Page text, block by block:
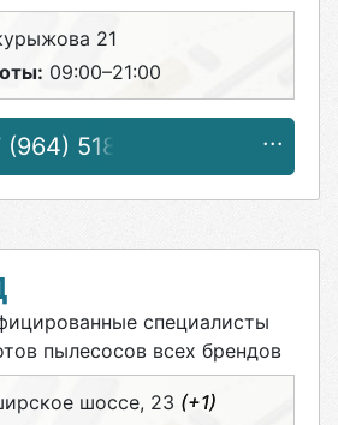
21
09:00–21:00
(964) 518-63-57
специалисты
пылесосов всех брендов
шоссе, 23 (+1)